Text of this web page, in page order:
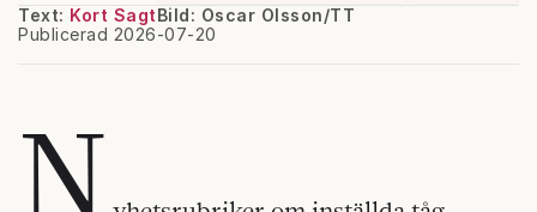
Text: Kort Sagt
Publicerad 2026-07-20
Bild: Oscar Olsson/TT
N